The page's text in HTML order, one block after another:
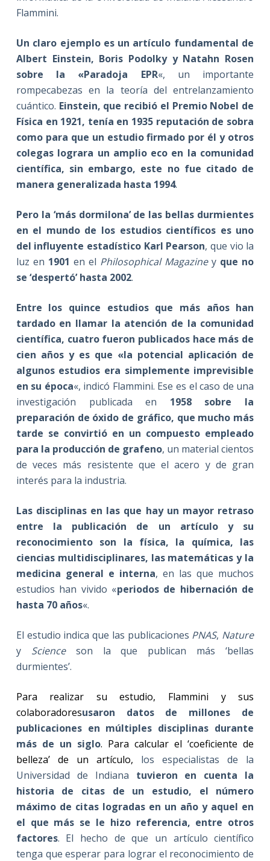
Flammini.
Un claro ejemplo es un artículo fundamental de
Albert Einstein, Boris Podolky y Natahn Rosen
sobre la «Paradoja EPR«, un importante
rompecabezas en la teoría del entrelanzamiento
cuántico. Einstein, que recibió el Premio Nobel de
Física en 1921, tenía en 1935 reputación de sobra
como para que un estudio firmado por él y otros
colegas lograra un amplio eco en la comunidad
científica, sin embargo, este no fue citado de
manera generalizada hasta 1994.
Pero la ‘más dormilona’ de las bellas durmientes
en el mundo de los estudios científicos es uno
del influyente estadístico Karl Pearson, que vio la
luz en 1901 en el Philosophical Magaziney que no
se ‘despertó’ hasta 2002.
Entre los quince estudios que más años han
tardado en llamar la atención de la comunidad
científica, cuatro fueron publicados hace más de
cien años y es que «la potencial aplicación de
algunos estudios era simplemente imprevisible
en su época«, indicó Flammini. Ese es el caso de una
investigación publicada en 1958 sobre la
preparación de óxido de gráfico, que mucho más
tarde se convirtió en un compuesto empleado
para la producción de grafeno, un material cientos
de veces más resistente que el acero y de gran
interés para la industria.
Las disciplinas en las que hay un mayor retraso
entre la publicación de un artículo y su
reconocimiento son la física, la química, las
ciencias multidisciplinares, las matemáticas y la
medicina general e interna, en las que muchos
estudios han vivido «periodos de hibernación de
hasta 70 años«.
El estudio indica que las publicaciones PNAS, Nature
y Scienceson la que publican más ‘bellas
durmientes’.
Para realizar su estudio, Flammini y sus
colaboradoresusaron datos de millones de
publicaciones en múltiples disciplinas durante
más de un siglo. Para calcular el ‘coeficiente de
belleza’ de un artículo, los especialistas de la
Universidad de Indiana tuvieron en cuenta la
historia de citas de un estudio, el número
máximo de citas logradas en un año y aquel en
el que más se le hizo referencia, entre otros
factores. El hecho de que un artículo científico
tenga que esperar para lograr el reconocimiento de